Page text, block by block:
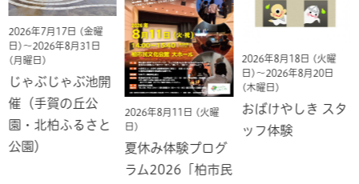
2026年7月17日 (金曜
日)～2026年8月31日
(月曜日)
じゃぶじゃぶ池開
催（手賀の丘公
園・北柏ふるさと
公園）
2026年8月11日 (火曜
日)
夏休み体験プログ
ラム2026「柏市民
2026年8月18日 (火曜
日)～2026年8月20日
(木曜日)
おばけやしき スタ
ッフ体験